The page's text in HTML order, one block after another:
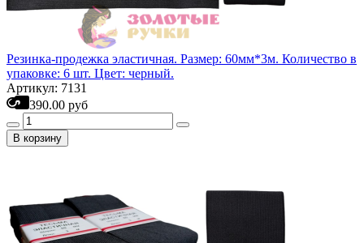
Резинка-продежка эластичная. Размер: 60мм*3м. Количество в
упаковке: 6 шт. Цвет: черный.
Артикул: 7131
390.00 руб
В корзину